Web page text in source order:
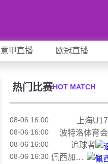
意甲直播 欧冠直播
热门比赛HOT MATCH
08-06 16:00 上海U17
08-06 16:00 波特洛体育会
08-06 16:00 追球者
08-06 16:30 佩西加雅加达